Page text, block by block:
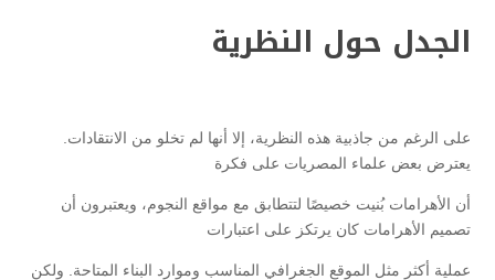
الجدل حول النظرية
على الرغم من جاذبية هذه النظرية، إلا أنها لم تخلو من الانتقادات.
يعترض بعض علماء المصريات على فكرة
أن الأهرامات بُنيت خصيصًا لتتطابق مع مواقع النجوم، ويعتبرون أن
تصميم الأهرامات كان يرتكز على اعتبارات
عملية أكثر مثل الموقع الجغرافي المناسب وموارد البناء المتاحة. ولكن